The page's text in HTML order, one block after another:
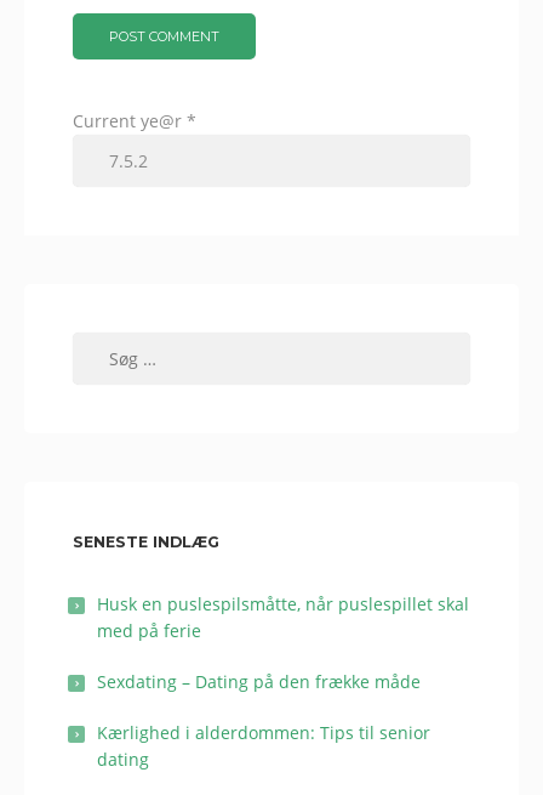
Current ye@r *
efter:
SENESTE INDLÆG
Husk en puslespilsmåtte, når puslespillet skal
med på ferie
Sexdating – Dating på den frække måde
Kærlighed i alderdommen: Tips til senior
dating